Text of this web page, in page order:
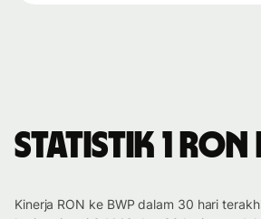
Statistik 1 RON
Kinerja RON ke BWP dalam 30 hari